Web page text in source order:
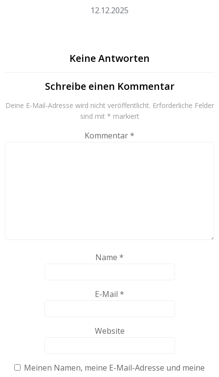
12.12.2025
Keine Antworten
Schreibe einen Kommentar
Deine E-Mail-Adresse wird nicht veröffentlicht. Erforderliche Felder
sind mit * markiert
Kommentar*
Name *
E-Mail *
Website
Meinen Namen, meine E-Mail-Adresse und meine